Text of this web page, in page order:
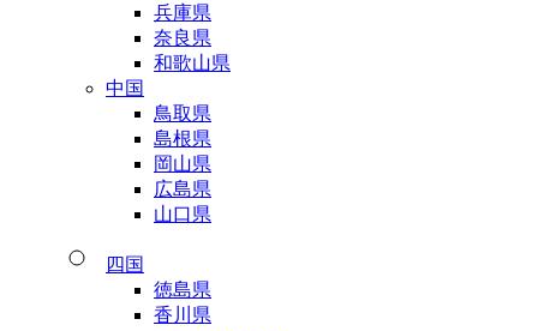
兵庫県
奈良県
和歌山県
中国
鳥取県
島根県
岡山県
広島県
山口県
四国
徳島県
香川県